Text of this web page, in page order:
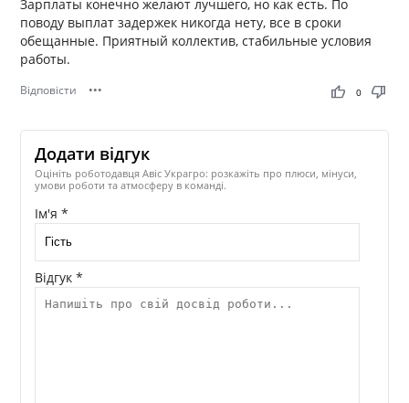
Зарплаты конечно желают лучшего, но как есть. По
поводу выплат задержек никогда нету, все в сроки
обещанные. Приятный коллектив, стабильные условия
работы.
Відповісти ••• thumb_up thumb_down
0
Додати відгук
Оцініть роботодавця Авіс Украгро: розкажіть про плюси, мінуси,
умови роботи та атмосферу в команді.
Ім'я *
Відгук *